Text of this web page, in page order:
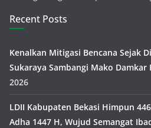
Recent Posts
Kenalkan Mitigasi Bencana Sejak
Sukaraya Sambangi Mako Damkar
2026
LDII Kabupaten Bekasi Himpun
Adha 1447 H, Wujud Semangat